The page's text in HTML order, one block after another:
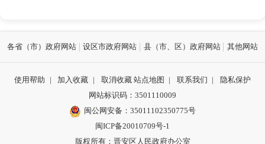
各省（市）政府网站 设区市政府网站 县（市、区）政府网站 其他网站
使用帮助 | 加入收藏 | 取消收藏 站点地图 | 联系我们 |
隐私保护
网站标识码：3501110009
闽公网安备：35011102350775号
闽ICP备20010709号-1
版权所有：晋安区人民政府办公室